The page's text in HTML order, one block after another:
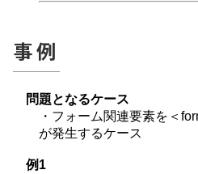
事例
問題となるケース
・フォーム関連要素を＜
が発生するケース
例1